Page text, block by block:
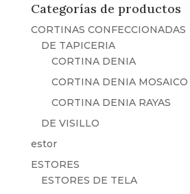
Categorías de productos
CORTINAS CONFECCIONADAS
DE TAPICERIA
CORTINA DENIA
CORTINA DENIA MOSAICO
CORTINA DENIA RAYAS
DE VISILLO
estor
ESTORES
ESTORES DE TELA